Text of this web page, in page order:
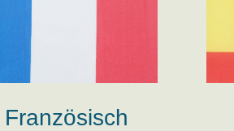
Französisch